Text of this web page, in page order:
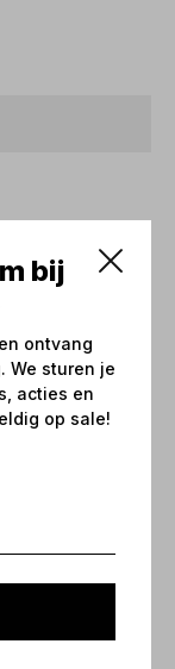
bij
ontvang
We sturen je
acties en
op sale!